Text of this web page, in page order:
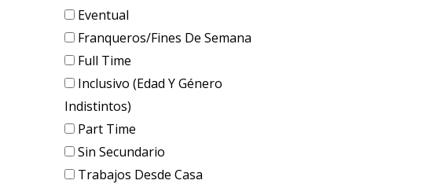
Eventual
Franqueros/Fines De Semana
Full Time
Inclusivo (edad Y Género
Indistintos)
Part Time
Sin Secundario
Trabajos Desde Casa